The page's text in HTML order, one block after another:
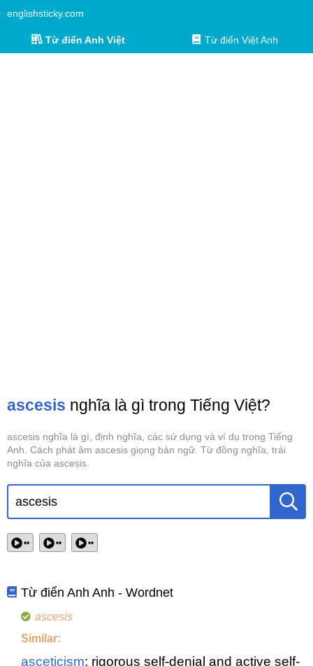
englishsticky.com
Từ điển Anh Việt Từ điển Việt Anh
ascesis nghĩa là gì trong Tiếng Việt?
ascesis nghĩa là gì, định nghĩa, các sử dụng và ví dụ trong Tiếng
Anh. Cách phát âm ascesis giọng bản ngữ. Từ đồng nghĩa, trái
nghĩa của ascesis.
•• •• ••
Từ điển Anh Anh - Wordnet
ascesis
Similar:
asceticism: rigorous self-denial and active self-